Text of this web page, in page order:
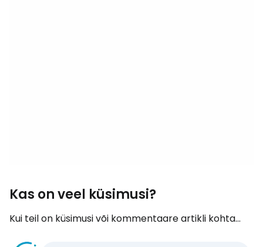
Kas on veel küsimusi?
Kui teil on küsimusi või kommentaare artikli kohta...